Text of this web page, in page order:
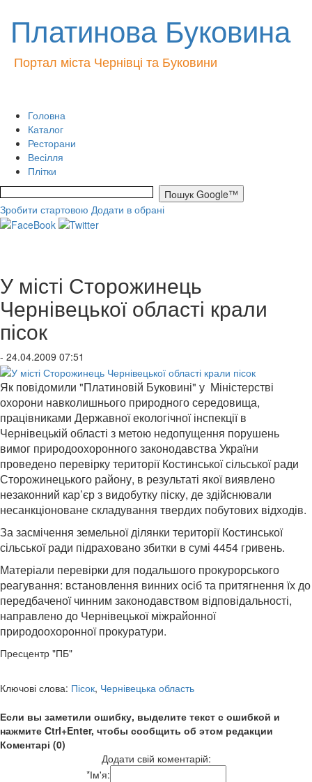
Платинова Буковина
Портал міста Чернівці та Буковини
Головна
Каталог
Ресторани
Весілля
Плітки
Зробити стартовою Додати в обрані
У місті Сторожинець
Чернівецької області крали
пісок
- 24.04.2009 07:51
Як повідомили "Платиновій Буковині" у Міністерстві
охорони навколишнього природного середовища,
працівниками Державної екологічної інспекції в
Чернівецькій області з метою недопущення порушень
вимог природоохоронного законодавства України
проведено перевірку території Костинської сільської ради
Сторожинецького району, в результаті якої виявлено
незаконний кар’єр з видобутку піску, де здійснювали
несанкціоноване складування твердих побутових відходів.
За засмічення земельної ділянки території Костинської
сільської ради підраховано збитки в сумі 4454 гривень.
Матеріали перевірки для подальшого прокурорського
реагування: встановлення винних осіб та притягнення їх до
передбаченої чинним законодавством відповідальності,
направлено до Чернівецької міжрайонної
природоохоронної прокуратури.
Пресцентр "ПБ"
Ключові слова: Пісок, Чернівецька область
Если вы заметили ошибку, выделите текст с ошибкой и
нажмите Ctrl+Enter, чтобы сообщить об этом редакции
Коментарі (0)
Додати свій коментарій:
*Ім'я: